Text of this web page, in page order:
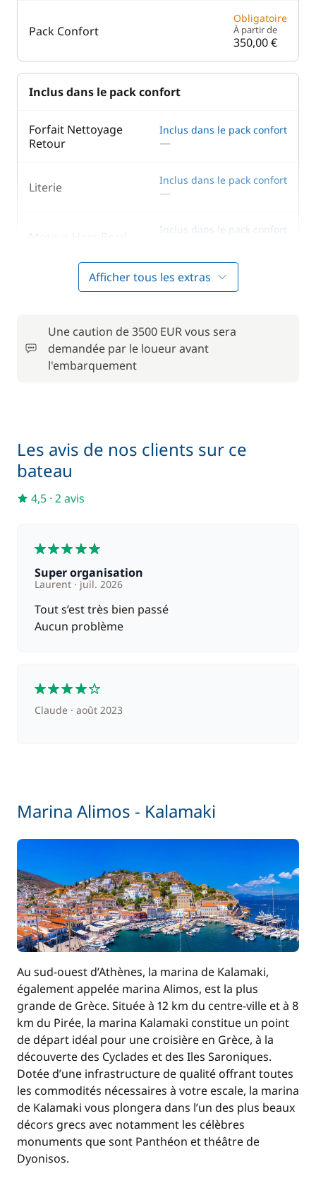
Pack Confort
Obligatoire
À partir de
350,00 €
Inclus dans le pack confort
Forfait Nettoyage
Retour
Inclus dans le pack confort
—
Literie Inclus dans le pack confort
—
Inclus dans le pack confort
Serviettes Inclus dans le pack confort
—
En option
Filet de sécurité
Hôtesse (repas non inclus)
Kayak
Paddle
Afficher tous les extras
Une caution de 3500 EUR vous sera
demandée par le loueur avant
l'embarquement
Les avis de nos clients sur ce
bateau
4,5 · 2 avis
Super organisation
Laurent juil. 2026
Tout s’est très bien passé
Aucun problème
Claude août 2023
Marina Alimos - Kalamaki
Au sud-ouest d’Athènes, la marina de Kalamaki,
également appelée marina Alimos, est la plus
grande de Grèce. Située à 12 km du centre-ville et à 8
km du Pirée, la marina Kalamaki constitue un point
de départ idéal pour une croisière en Grèce, à la
découverte des Cyclades et des Iles Saroniques.
Dotée d’une infrastructure de qualité offrant toutes
les commodités nécessaires à votre escale, la marina
de Kalamaki vous plongera dans l’un des plus beaux
décors grecs avec notamment les célèbres
monuments que sont Panthéon et théâtre de
Dyonisos.